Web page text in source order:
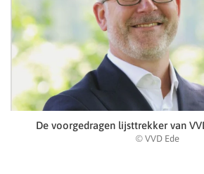
De voorgedragen lijsttrekker van
© VVD Ede